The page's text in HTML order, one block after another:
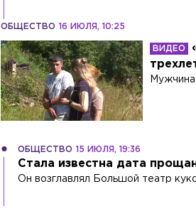
ОБЩЕСТВО 16 ИЮЛЯ, 10:25
Мужчина
ОБЩЕСТВО 15 ИЮЛЯ, 19:36
Стала известна дата
Он возглавлял Большой театр